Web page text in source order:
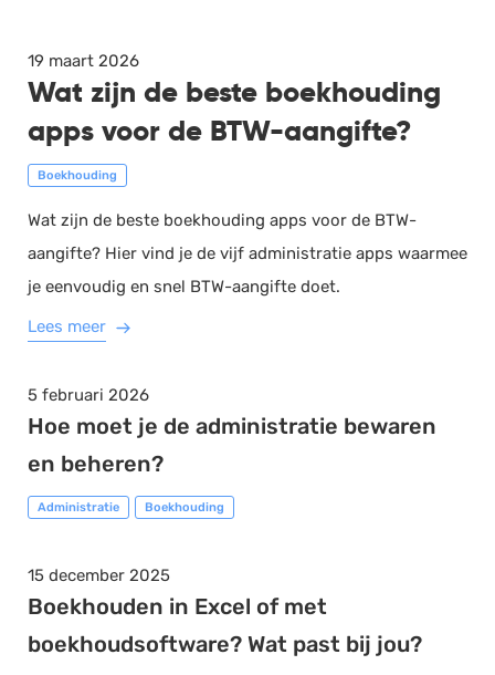
19 maart 2026
Wat zijn de beste boekhouding
apps voor de BTW-aangifte?
Boekhouding
Wat zijn de beste boekhouding apps voor de BTW-
aangifte? Hier vind je de vijf administratie apps waarmee
je eenvoudig en snel BTW-aangifte doet.
Lees meer
5 februari 2026
Hoe moet je de administratie bewaren
en beheren?
Administratie Boekhouding
15 december 2025
Boekhouden in Excel of met
boekhoudsoftware? Wat past bij jou?